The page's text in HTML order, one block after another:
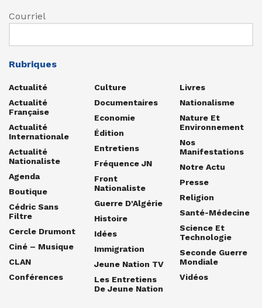
Courriel
Rubriques
Actualité
Actualité
Française
Actualité
Internationale
Actualité
Nationaliste
Agenda
Boutique
Cédric Sans
Filtre
Cercle Drumont
Ciné – Musique
CLAN
Conférences
Culture
Documentaires
Economie
Édition
Entretiens
Fréquence JN
Front
Nationaliste
Guerre D'Algérie
Histoire
Idées
Immigration
Jeune Nation TV
Les Entretiens
De Jeune Nation
Livres
Nationalisme
Nature Et
Environnement
Nos
Manifestations
Notre Actu
Presse
Religion
Santé-Médecine
Science Et
Technologie
Seconde Guerre
Mondiale
Vidéos